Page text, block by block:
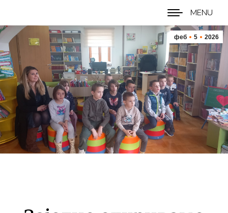
MENU
феб 5 2026